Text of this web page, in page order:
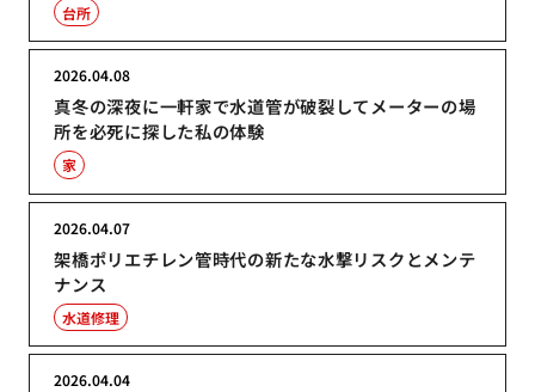
台所
真冬の深夜に一軒家で水道管が破裂してメーターの場
所を必死に探した私の体験
2026.04.08
家
架橋ポリエチレン管時代の新たな水撃リスクとメンテ
ナンス
2026.04.07
水道修理
2026.04.04